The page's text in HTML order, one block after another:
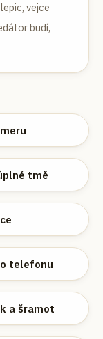
vejce
budí,
tmě
telefonu
a šramot